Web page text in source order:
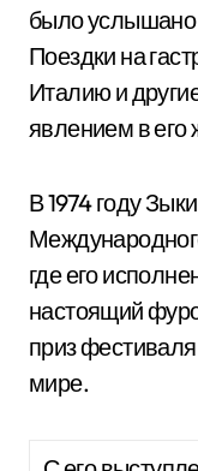
было услышано
Поездки на
Италию и
явлением в его
В 1974 году
где его
настоящий
приз
мире.